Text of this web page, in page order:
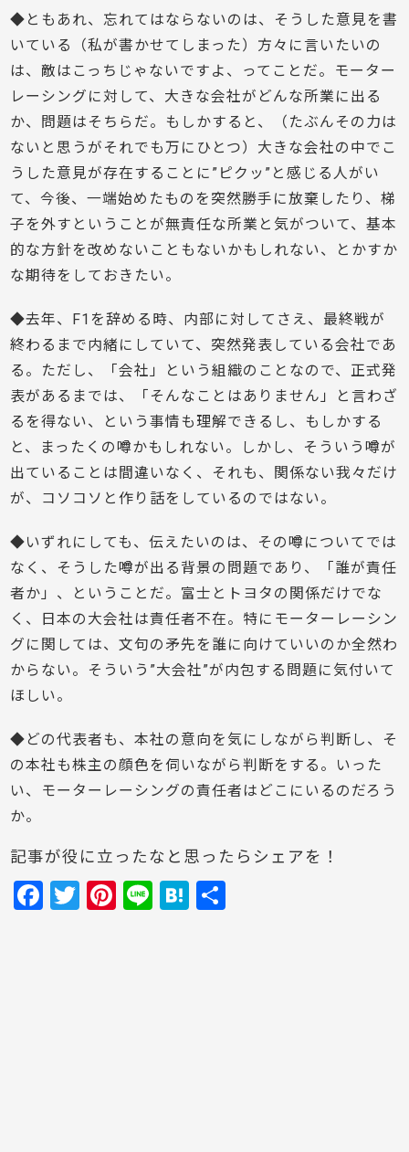
◆ともあれ、忘れてはならないのは、そうした意見を書
いている（私が書かせてしまった）方々に言いたいの
は、敵はこっちじゃないですよ、ってことだ。モーター
レーシングに対して、大きな会社がどんな所業に出る
か、問題はそちらだ。もしかすると、（たぶんその力は
ないと思うがそれでも万にひとつ）大きな会社の中でこ
うした意見が存在することに”ピクッ”と感じる人がい
て、今後、一端始めたものを突然勝手に放棄したり、梯
子を外すということが無責任な所業と気がついて、基本
的な方針を改めないこともないかもしれない、とかすか
な期待をしておきたい。
◆去年、F1を辞める時、内部に対してさえ、最終戦が
終わるまで内緒にしていて、突然発表している会社であ
る。ただし、「会社」という組織のことなので、正式発
表があるまでは、「そんなことはありません」と言わざ
るを得ない、という事情も理解できるし、もしかする
と、まったくの噂かもしれない。しかし、そういう噂が
出ていることは間違いなく、それも、関係ない我々だけ
が、コソコソと作り話をしているのではない。
◆いずれにしても、伝えたいのは、その噂についてでは
なく、そうした噂が出る背景の問題であり、「誰が責任
者か」、ということだ。富士とトヨタの関係だけでな
く、日本の大会社は責任者不在。特にモーターレーシン
グに関しては、文句の矛先を誰に向けていいのか全然わ
からない。そういう”大会社”が内包する問題に気付いて
ほしい。
◆どの代表者も、本社の意向を気にしながら判断し、そ
の本社も株主の顔色を伺いながら判断をする。いった
い、モーターレーシングの責任者はどこにいるのだろう
か。
記事が役に立ったなと思ったらシェアを！
F
T
Pi Li H